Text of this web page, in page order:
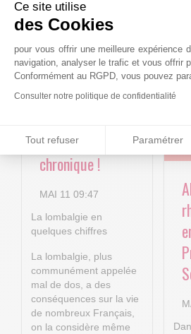
Ce site utilise
des Cookies
pour vous offrir une meilleure expérience
navigation, analyser le trafic et vous offrir
Conformément au RGPD, vous pouvez
Consulter notre politique de confidentialité
Tout refuser Paramétrer
Axeptio consent
Plateforme de Gestion du
Notre plateforme vous permet
Le projet BACK-
4P : Les
nouvelles
technologies
numériques au
lombalgie
chronique !
MAI 11 09:47
La lombalgie en
quelques chiffres
La lombalgie, plus
communément appelée
mal de dos, a des
conséquences sur la vie
de nombreux Français,
on la considère même